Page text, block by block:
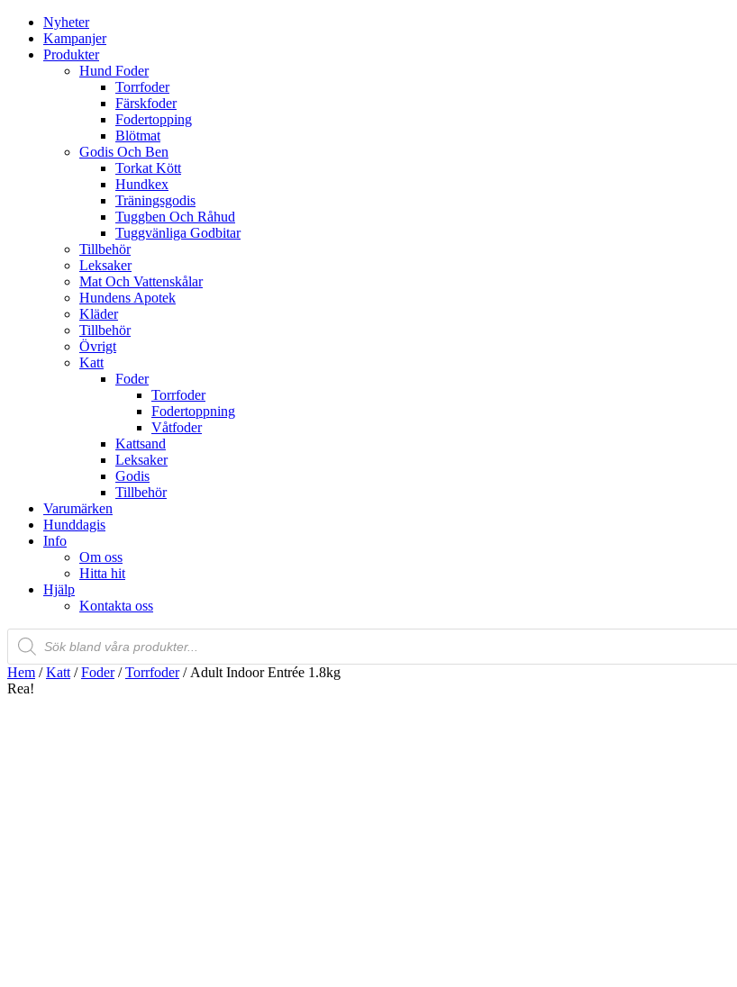
Nyheter
Kampanjer
Produkter
Hund Foder
Torrfoder
Färskfoder
Fodertopping
Blötmat
Godis Och Ben
Torkat Kött
Hundkex
Träningsgodis
Tuggben Och Råhud
Tuggvänliga Godbitar
Tillbehör
Leksaker
Mat Och Vattenskålar
Hundens Apotek
Kläder
Tillbehör
Övrigt
Katt
Foder
Torrfoder
Fodertoppning
Våtfoder
Kattsand
Leksaker
Godis
Tillbehör
Varumärken
Hunddagis
Info
Om oss
Hitta hit
Hjälp
Kontakta oss
Products
search
Hem /Katt /Foder/Torrfoder/ Adult Indoor Entrée 1.8kg
Rea!